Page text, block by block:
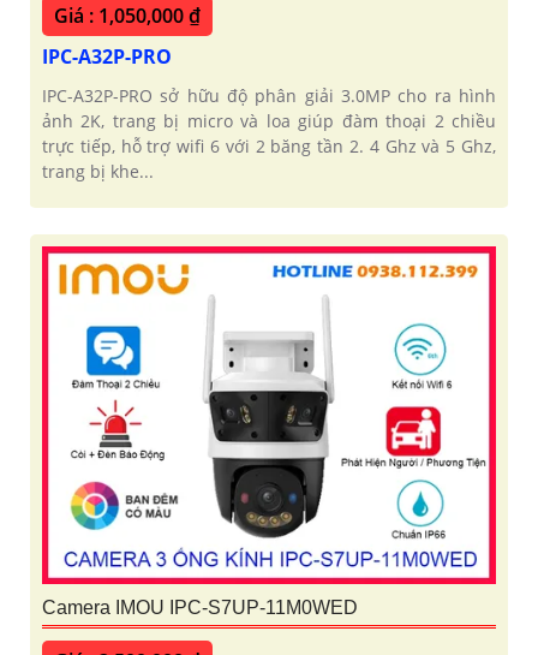
Giá : 1,050,000 ₫
IPC-A32P-PRO
IPC-A32P-PRO sở hữu độ phân giải 3.0MP cho ra hình
ảnh 2K, trang bị micro và loa giúp đàm thoại 2 chiều
trực tiếp, hỗ trợ wifi 6 với 2 băng tần 2. 4 Ghz và 5 Ghz,
trang bị khe...
Camera IMOU IPC-S7UP-11M0WED